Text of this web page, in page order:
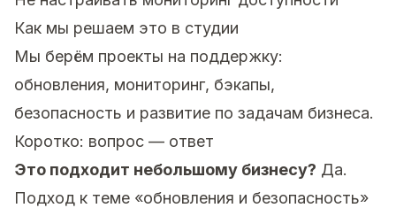
Как мы решаем это в студии
Мы берём проекты на поддержку:
обновления, мониторинг, бэкапы,
безопасность и развитие по задачам бизнеса.
Коротко: вопрос — ответ
Это подходит небольшому бизнесу? Да.
Подход к теме «обновления и безопасность»